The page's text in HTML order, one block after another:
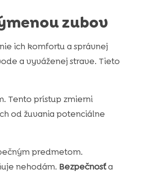
zubov
ich komfortu a správnej
a vyváženej strave. Tieto
Tento prístup zmierni
od žuvania potenciálne
predmetom.
nehodám. Bezpečnosťa